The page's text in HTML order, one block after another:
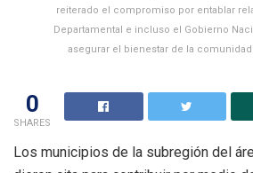
reiterado el compromiso por entablar
Departamental e incluso el Gobierno
asegurar el bienestar de la
0
SHARES
Los municipios de la subregión del